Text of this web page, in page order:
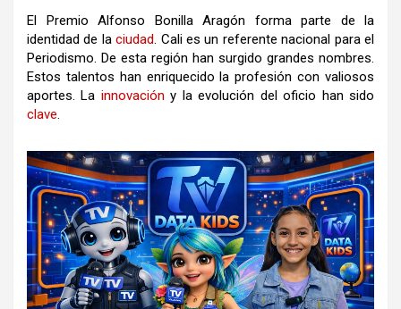
El Premio Alfonso Bonilla Aragón forma parte de la
identidad de laciudad. Cali es un referente nacional para el
Periodismo. De esta región han surgido grandes nombres.
Estos talentos han enriquecido la profesión con valiosos
aportes. La innovación y la evolución del oficio han sido
clave.